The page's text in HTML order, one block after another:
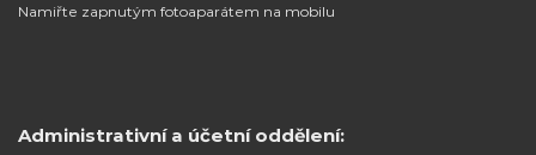
Namiřte zapnutým fotoaparátem na mobilu
Administrativní a účetní oddělení: